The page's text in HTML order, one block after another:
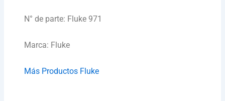
N° de parte: Fluke 971
Marca: Fluke
Más Productos Fluke